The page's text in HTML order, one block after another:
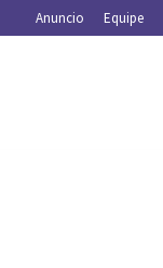
Anuncio Equipe